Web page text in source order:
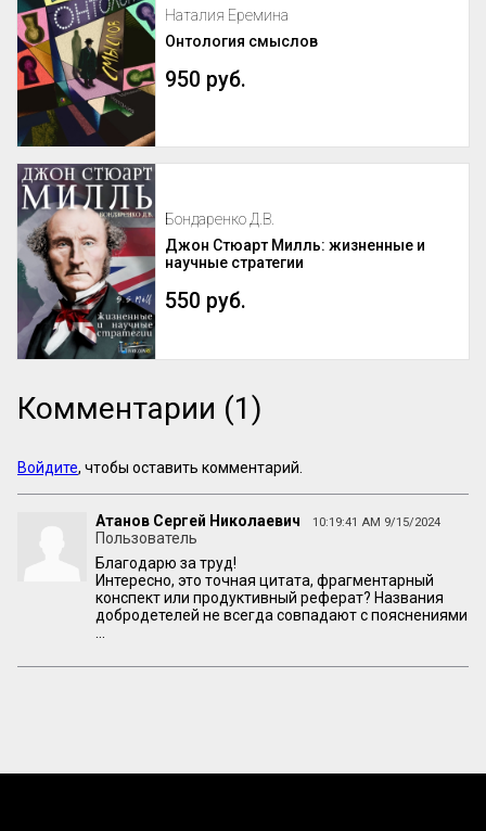
Наталия Еремина
Онтология смыслов
950 руб.
Бондаренко Д.В.
Джон Стюарт Милль: жизненные и
научные стратегии
550 руб.
Комментарии (1)
Войдите, чтобы оставить комментарий.
Атанов Сергей Николаевич 10:19:41 AM 9/15/2024
Пользователь
Благодарю за труд!
Интересно, это точная цитата, фрагментарный
конспект или продуктивный реферат? Названия
добродетелей не всегда совпадают с пояснениями